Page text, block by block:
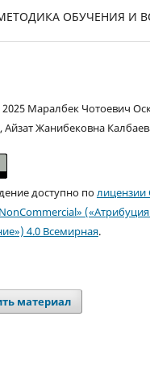
ОБУЧЕНИЯ И
Маралбек Чотоевич
Жанибековна
доступно полицензии
4.0 Всемирная.
материал